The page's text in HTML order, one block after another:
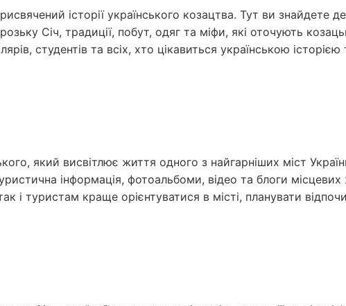
історії українського козацтва. Тут ви знайдете
Січ, традиції, побут, одяг та міфи, які оточують
студентів та всіх, хто цікавиться українською
який висвітлює життя одного з найгарніших міст
інформація, фотоальбоми, відео та блоги
і туристам краще орієнтуватися в місті, планувати